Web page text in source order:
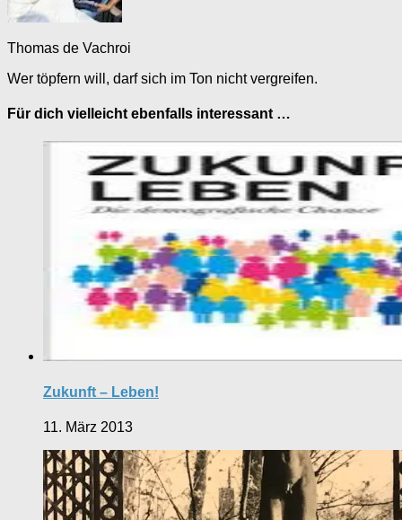
Thomas de Vachroi
Wer töpfern will, darf sich im Ton nicht vergreifen.
Für dich vielleicht ebenfalls interessant …
Zukunft – Leben!
11. März 2013